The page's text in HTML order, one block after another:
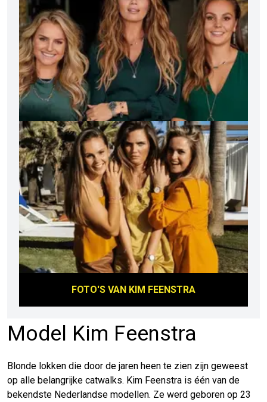
Model Kim Feenstra
Blonde lokken die door de jaren heen te zien zijn geweest
op alle belangrijke catwalks. Kim Feenstra is één van de
bekendste Nederlandse modellen. Ze werd geboren op 23
FOTO'S VAN KIM FEENSTRA